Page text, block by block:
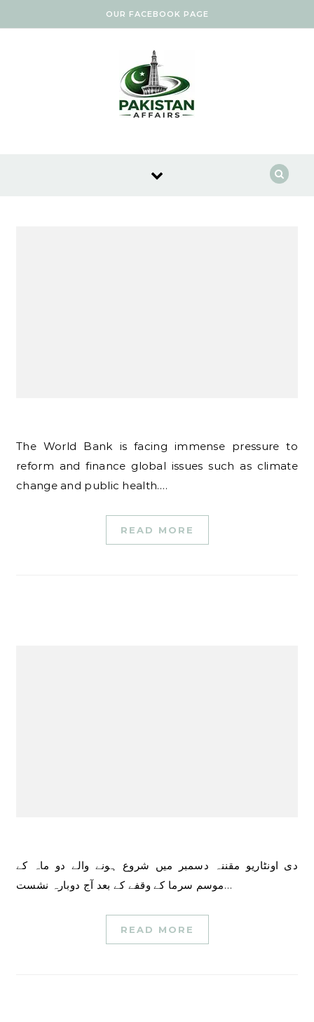
OUR FACEBOOK PAGE
The World Bank is facing immense pressure to
reform and finance global issues such as climate
change and public health.…
READ MORE
دی اونٹاریو مقننہ دسمبر میں شروع ہونے والے دو ماہ کے
موسم سرما کے وقفے کے بعد آج دوبارہ نشست…
READ MORE